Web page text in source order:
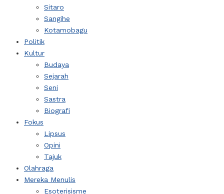
Sitaro
Sangihe
Kotamobagu
Politik
Kultur
Budaya
Sejarah
Seni
Sastra
Biografi
Fokus
Lipsus
Opini
Tajuk
Olahraga
Mereka Menulis
Esoterisisme